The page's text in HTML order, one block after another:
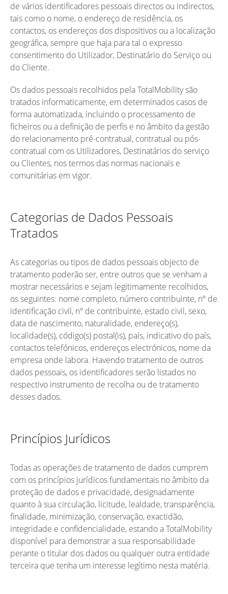
de vários identificadores pessoais directos ou indirectos,
tais como o nome, o endereço de residência, os
contactos, os endereços dos dispositivos ou a localização
geográfica, sempre que haja para tal o expresso
consentimento do Utilizador, Destinatário do Serviço ou
do Cliente.
Os dados pessoais recolhidos pela TotalMobility são
tratados informaticamente, em determinados casos de
forma automatizada, incluindo o processamento de
ficheiros ou a definição de perfis e no âmbito da gestão
do relacionamento pré-contratual, contratual ou pós-
contratual com os Utilizadores, Destinatários do serviço
ou Clientes, nos termos das normas nacionais e
comunitárias em vigor.
Categorias de Dados Pessoais
Tratados
As categorias ou tipos de dados pessoais objecto de
tratamento poderão ser, entre outros que se venham a
mostrar necessários e sejam legitimamente recolhidos,
os seguintes: nome completo, número contribuinte, nº de
identificação civil, nº de contribuinte, estado civil, sexo,
data de nascimento, naturalidade, endereço(s),
localidade(s), código(s) postal(is), país, indicativo do país,
contactos telefónicos, endereços electrónicos, nome da
empresa onde labora. Havendo tratamento de outros
dados pessoais, os identificadores serão listados no
respectivo instrumento de recolha ou de tratamento
desses dados.
Princípios Jurídicos
Todas as operações de tratamento de dados cumprem
com os princípios jurídicos fundamentais no âmbito da
proteção de dados e privacidade, designadamente
quanto à sua circulação, licitude, lealdade, transparência,
finalidade, minimização, conservação, exactidão,
integridade e confidencialidade, estando a TotalMobility
disponível para demonstrar a sua responsabilidade
perante o titular dos dados ou qualquer outra entidade
terceira que tenha um interesse legítimo nesta matéria.